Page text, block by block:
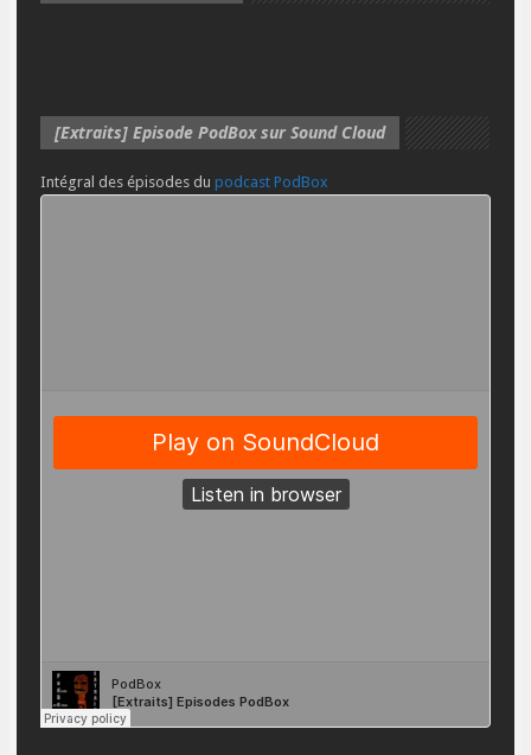
[Extraits] Episode PodBox sur Sound Cloud
Intégral des épisodes du podcast PodBox